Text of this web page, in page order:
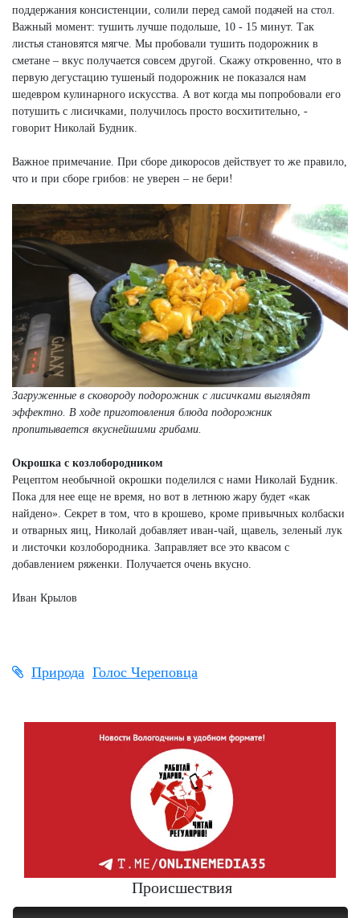
поддержания консистенции, солили перед самой подачей на стол.
Важный момент: тушить лучше подольше, 10 - 15 минут. Так
листья становятся мягче. Мы пробовали тушить подорожник в
сметане – вкус получается совсем другой. Скажу откровенно, что в
первую дегустацию тушеный подорожник не показался нам
шедевром кулинарного искусства. А вот когда мы попробовали его
потушить с лисичками, получилось просто восхитительно, -
говорит Николай Будник.
Важное примечание. При сборе дикоросов действует то же правило,
что и при сборе грибов: не уверен – не бери!
Загруженные в сковороду подорожник с лисичками выглядят
эффектно. В ходе приготовления блюда подорожник
пропитывается вкуснейшими грибами.
Окрошка с козлобородником
Рецептом необычной окрошки поделился с нами Николай Будник.
Пока для нее еще не время, но вот в летнюю жару будет «как
найдено». Секрет в том, что в крошево, кроме привычных колбаски
и отварных яиц, Николай добавляет иван-чай, щавель, зеленый лук
и листочки козлобородника. Заправляет все это квасом с
добавлением ряженки. Получается очень вкусно.
Иван Крылов
Природа Голос Череповца
Происшествия